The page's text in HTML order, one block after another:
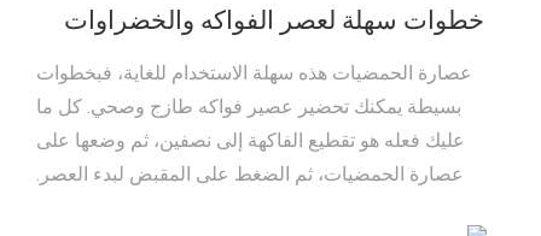
خطوات سهلة لعصر الفواكه والخضراوات
عصارة الحمضيات هذه سهلة الاستخدام للغاية، فبخطوات
بسيطة يمكنك تحضير عصير فواكه طازج وصحي. كل ما
عليك فعله هو تقطيع الفاكهة إلى نصفين، ثم وضعها على
عصارة الحمضيات، ثم الضغط على المقبض لبدء العصر.